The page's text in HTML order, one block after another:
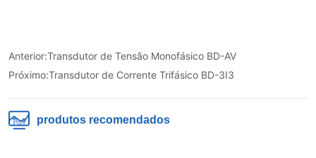
Anterior:Transdutor de Tensão Monofásico BD-AV
Próximo:Transdutor de Corrente Trifásico BD-3I3
produtos recomendados